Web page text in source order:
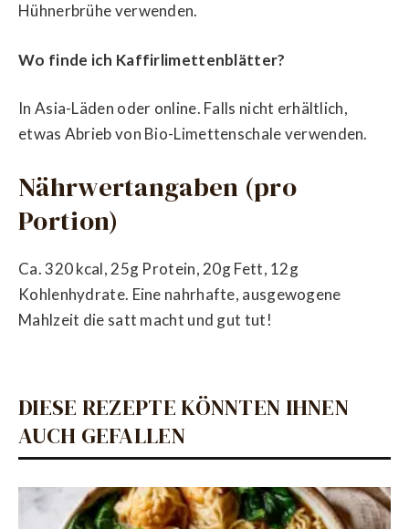
Hühnerbrühe verwenden.
Wo finde ich Kaffirlimettenblätter?
In Asia-Läden oder online. Falls nicht erhältlich,
etwas Abrieb von Bio-Limettenschale verwenden.
Nährwertangaben (pro
Portion)
Ca. 320 kcal, 25g Protein, 20g Fett, 12g
Kohlenhydrate. Eine nahrhafte, ausgewogene
Mahlzeit die satt macht und gut tut!
DIESE REZEPTE KÖNNTEN IHNEN
AUCH GEFALLEN